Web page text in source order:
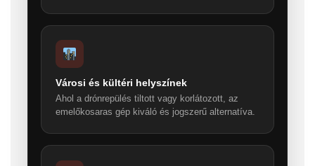
Városi és kültéri helyszínek
Ahol a drónrepülés tiltott vagy korlátozott, az
emelőkosaras gép kiváló és jogszerű alternatíva.